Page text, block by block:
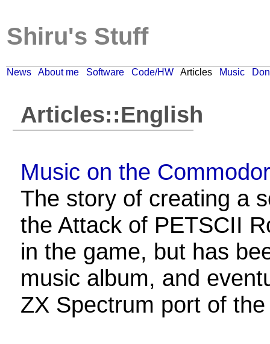
Shiru's Stuff
News About me Software Code/HW Articles Music
Articles::English
Music on the
The story of creating a
the Attack of PETSCII
in the game, but has
music album, and
ZX Spectrum port of